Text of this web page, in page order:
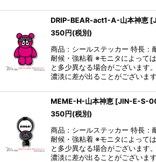
DRIP-BEAR-act1-A-山本神恵 [
350円(税別)
商品：シールステッカー 特長：
耐候・強粘着 ※モニタによって
と多少異なる場合がございます
濃淡に差が出ることがございます
MEME-H-山本神恵 [JIN-E-S-
350円(税別)
商品：シールステッカー 特長：
耐候・強粘着 ※モニタによって
と多少異なる場合がございます
濃淡に差が出ることがございます